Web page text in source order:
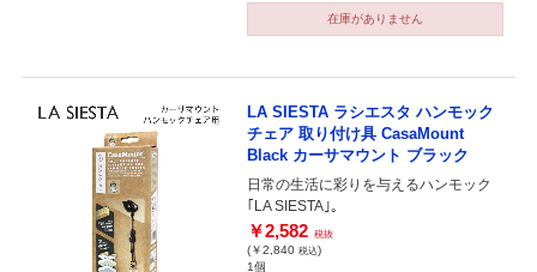
在庫がありません
LA SIESTA ラシエスタ ハンモック
チェア 取り付け具 CasaMount
Black カーサマウント ブラック
日常の生活に彩りを与えるハンモック
｢LA SIESTA｣。
￥2,582 税抜
(￥2,840 税込)
1個